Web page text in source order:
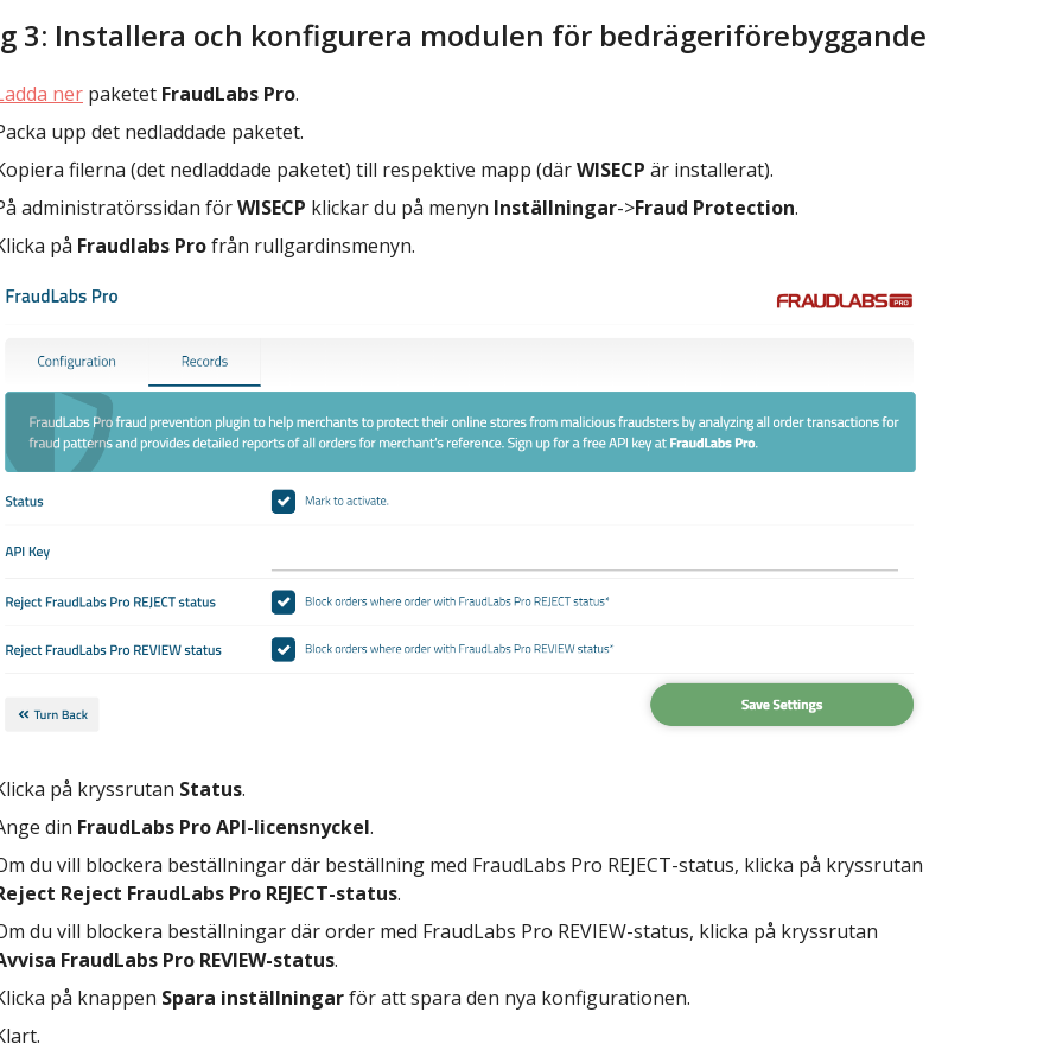
3: Installera och konfigurera modulen för bedrägeriförebyggande
ner paketet FraudLabs Pro.
upp det nedladdade paketet.
filerna (det nedladdade paketet) till respektive mapp (därWISECP är installerat).
administratörssidan förWISECP klickar du på menyn Inställningar->Fraud Protection.
på Fraudlabs Profrån rullgardinsmenyn.
på kryssrutan Status.
din FraudLabs Pro API-licensnyckel.
du vill blockera beställningar där beställning med FraudLabs Pro REJECT-status, klicka på kryssrutan
Reject FraudLabs Pro REJECT-status.
du vill blockera beställningar där order med FraudLabs Pro REVIEW-status, klicka på kryssrutan
FraudLabs Pro REVIEW-status.
på knappen Spara inställningarför att spara den nya konfigurationen.